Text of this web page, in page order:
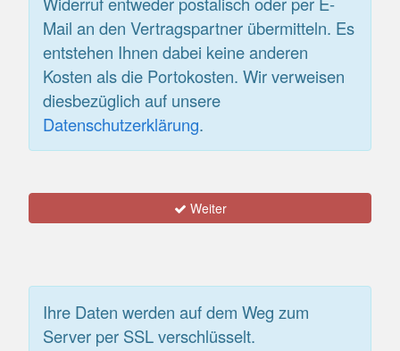
Mail an den Vertragspartner übermitteln. Es
entstehen Ihnen dabei keine anderen
Kosten als die Portokosten. Wir verweisen
diesbezüglich auf unsere
Datenschutzerklärung.
Weiter
Ihre Daten werden auf dem Weg zum
Server per SSL verschlüsselt.